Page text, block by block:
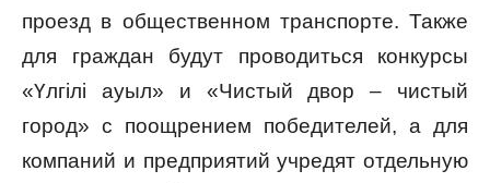
проезд в общественном транспорте. Также
для граждан будут проводиться конкурсы
«Үлгілі ауыл» и «Чистый двор – чистый
город» с поощрением победителей, а для
компаний и предприятий учредят отдельную